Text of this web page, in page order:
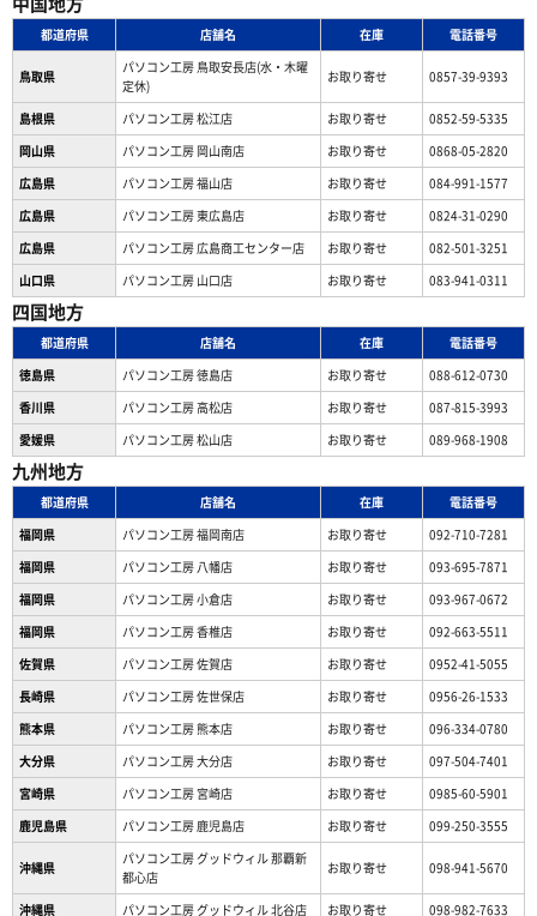
都道府県 店舗名 在庫 電話番号
鳥取県
パソコン工房 鳥取安長店(水・木曜
定休)
お取り寄せ 0857-39-9393
島根県 パソコン工房 松江店 お取り寄せ
0852-59-5335
岡山県
パソコン工房 岡山南店 お取り寄せ
0868-05-2820
広島県
パソコン工房 福山店 お取り寄せ
084-991-1577
広島県
パソコン工房 東広島店 お取り寄せ
0824-31-0290
広島県
パソコン工房 広島商工センター店 お取り寄せ
082-501-3251
山口県
パソコン工房 山口店 お取り寄せ 083-941-0311
四国地方
都道府県 店舗名 在庫
電話番号
徳島県
パソコン工房 徳島店 お取り寄せ
088-612-0730
香川県
パソコン工房 高松店 お取り寄せ
087-815-3993
愛媛県
パソコン工房 松山店 お取り寄せ 089-968-1908
九州地方
都道府県 店舗名 在庫
電話番号
福岡県
パソコン工房 福岡南店 お取り寄せ
092-710-7281
福岡県
パソコン工房 八幡店 お取り寄せ
093-695-7871
福岡県
パソコン工房 小倉店 お取り寄せ
093-967-0672
福岡県
パソコン工房 香椎店 お取り寄せ
092-663-5511
佐賀県
パソコン工房 佐賀店 お取り寄せ
0952-41-5055
長崎県
パソコン工房 佐世保店 お取り寄せ
0956-26-1533
熊本県
パソコン工房 熊本店 お取り寄せ
096-334-0780
大分県
パソコン工房 大分店 お取り寄せ
097-504-7401
宮崎県
パソコン工房 宮崎店 お取り寄せ
0985-60-5901
鹿児島県
パソコン工房 鹿児島店 お取り寄せ 099-250-3555
沖縄県
パソコン工房 グッドウィル 那覇新
都心店
お取り寄せ 098-941-5670
沖縄県 パソコン工房 グッドウィル 北谷店 お取り寄せ 098-982-7633